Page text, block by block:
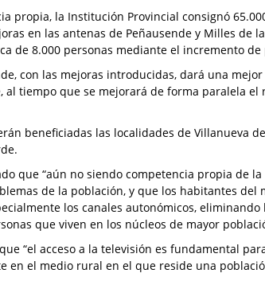
propia, la Institución Provincial consignó
en las antenas de Peñausende y Milles de
de 8.000 personas mediante el incremento
con las mejoras introducidas, dará una
al tiempo que se mejorará de forma paralela
beneficiadas las localidades de Villanueva
que “aún no siendo competencia propia de
de la población, y que los habitantes
los canales autonómicos,
que viven en los núcleos de mayor
“el acceso a la televisión es fundamental
en el medio rural en el que reside una